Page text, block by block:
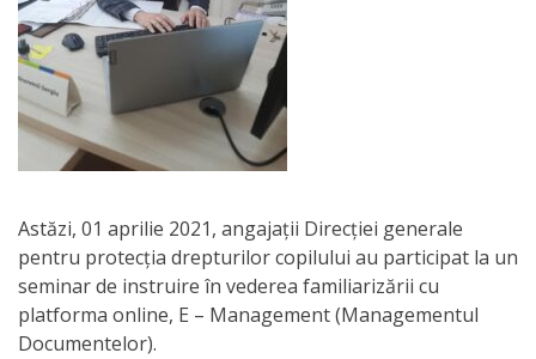
Planuri
de
activitate
Parteneriate
Proiecte
Rapoarte
de
Astăzi, 01 aprilie 2021, angajații Direcției generale
pentru protecția drepturilor copilului au participat la un
seminar de instruire în vederea familiarizării cu
platforma online, E – Management (Managementul
Documentelor).